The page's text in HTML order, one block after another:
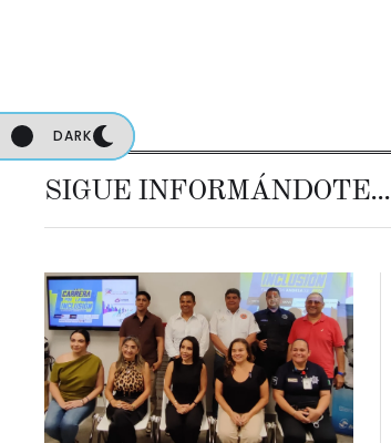
DARK
DARK
SIGUE INFORMÁNDOTE...